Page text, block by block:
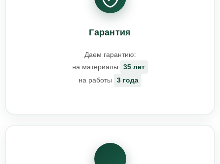
Гарантия
Даем гарантию:
на материалы
35 лет
на работы
3 года